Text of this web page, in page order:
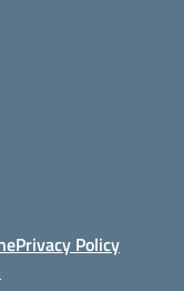
Privacy Policy